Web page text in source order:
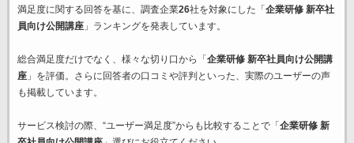
満足度に関する回答を基に、調査企業26社を対象にした「 企業研修 新卒社
員向け公開講座」ランキングを発表しています。
総合満足度だけでなく、様々な切り口から「 企業研修 新卒社員向け公開講
座」を評価。さらに回答者の口コミや評判といった、実際のユーザーの声
も掲載しています。
サービス検討の際、“ユーザー満足度”からも比較することで「 企業研修 新